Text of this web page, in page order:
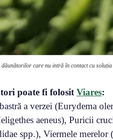
dăunătorilor care nu intră în contact cu
poate fi folosit Viares:
a verzei (Eurydema
aeneus), Puricii
spp.), Viermele